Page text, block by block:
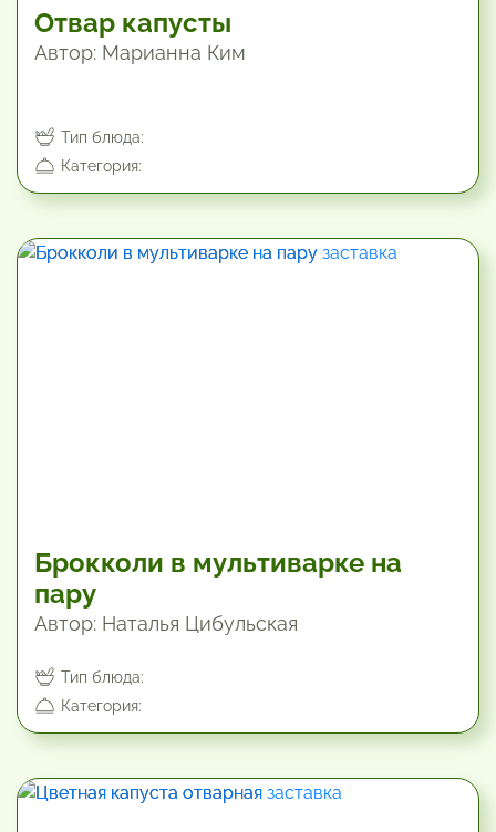
Отвар капусты
Автор: Марианна Ким
Тип блюда:
Категория:
Брокколи в мультиварке на
пару
Автор: Наталья Цибульская
Тип блюда:
Категория: